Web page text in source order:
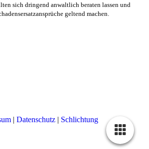
sich dringend anwaltlich beraten lassen und
geltend machen.
| Datenschutz | Schlichtung